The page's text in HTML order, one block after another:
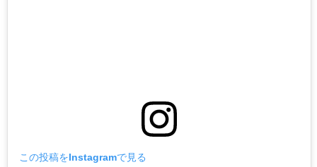
この投稿をInstagramで見る